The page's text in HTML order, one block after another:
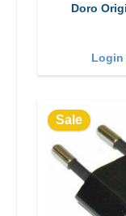
Login
Sale